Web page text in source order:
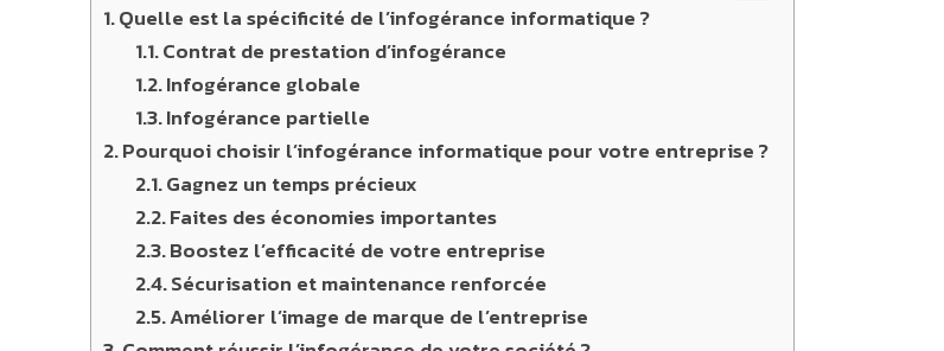
Quelle est la spécificité de l’infogérance informatique ?
Contrat de prestation d’infogérance
Infogérance globale
Infogérance partielle
Pourquoi choisir l’infogérance informatique pour votre entreprise ?
Gagnez un temps précieux
Faites des économies importantes
Boostez l’efficacité de votre entreprise
Sécurisation et maintenance renforcée
Améliorer l’image de marque de l’entreprise